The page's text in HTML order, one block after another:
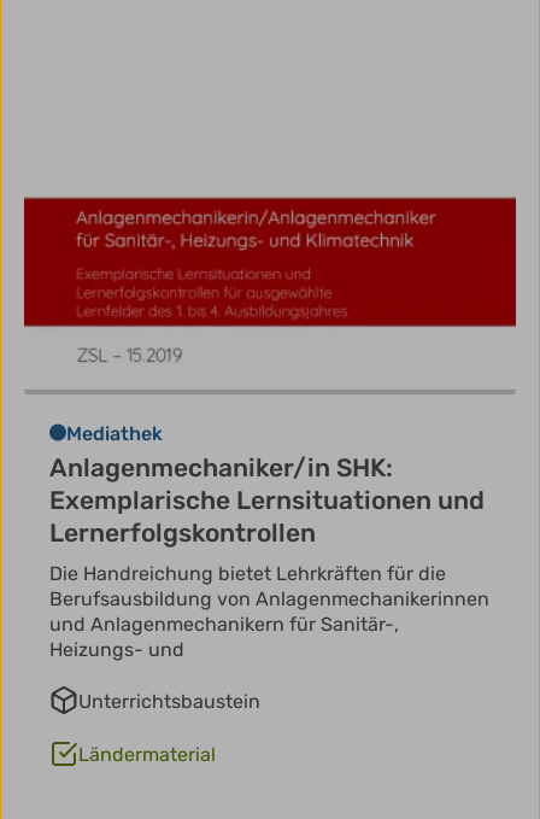
Mediathek
Anlagenmechaniker/in SHK:
Exemplarische Lernsituationen und
Lernerfolgskontrollen
Die Handreichung bietet Lehrkräften für die
Berufsausbildung von Anlagenmechanikerinnen
und Anlagenmechanikern für Sanitär-,
Heizungs- und
Unterrichtsbaustein
Ländermaterial